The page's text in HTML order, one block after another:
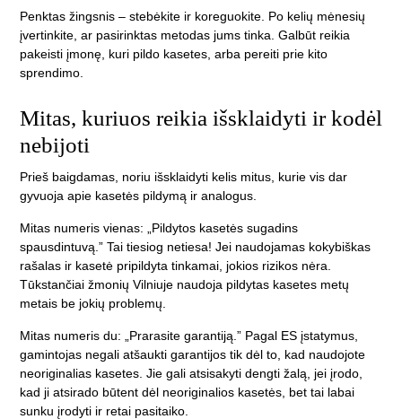
Penktas žingsnis – stebėkite ir koreguokite. Po kelių mėnesių
įvertinkite, ar pasirinktas metodas jums tinka. Galbūt reikia
pakeisti įmonę, kuri pildo kasetes, arba pereiti prie kito
sprendimo.
Mitas, kuriuos reikia išsklaidyti ir kodėl
nebijoti
Prieš baigdamas, noriu išsklaidyti kelis mitus, kurie vis dar
gyvuoja apie kasetės pildymą ir analogus.
Mitas numeris vienas: „Pildytos kasetės sugadins
spausdintuvą.” Tai tiesiog netiesa! Jei naudojamas kokybiškas
rašalas ir kasetė pripildyta tinkamai, jokios rizikos nėra.
Tūkstančiai žmonių Vilniuje naudoja pildytas kasetes metų
metais be jokių problemų.
Mitas numeris du: „Prarasite garantiją.” Pagal ES įstatymus,
gamintojas negali atšaukti garantijos tik dėl to, kad naudojote
neoriginalias kasetes. Jie gali atsisakyti dengti žalą, jei įrodo,
kad ji atsirado būtent dėl neoriginalios kasetės, bet tai labai
sunku įrodyti ir retai pasitaiko.